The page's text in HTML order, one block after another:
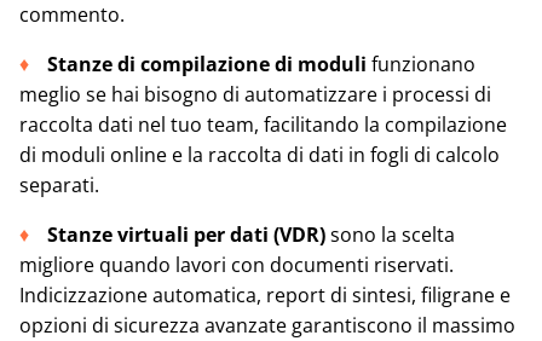
commento.
Stanze di compilazione di moduli funzionano
meglio se hai bisogno di automatizzare i processi di
raccolta dati nel tuo team, facilitando la compilazione
di moduli online e la raccolta di dati in fogli di calcolo
separati.
Stanze virtuali per dati (VDR)sono la scelta
migliore quando lavori con documenti riservati.
Indicizzazione automatica, report di sintesi, filigrane e
opzioni di sicurezza avanzate garantiscono il massimo